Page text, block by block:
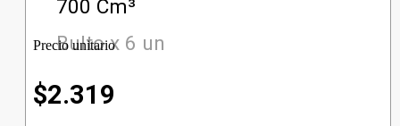
700 Cm³
Bulto x 6 un
Precio unitario
$2.319